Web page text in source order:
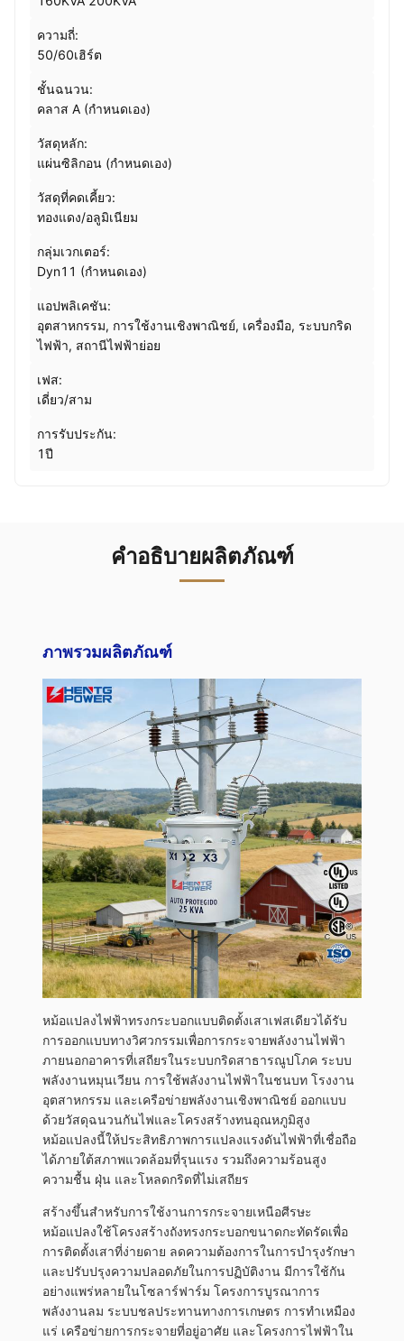
ความถี่:
50/60เฮิร์ต
ชั้นฉนวน:
คลาส A (กำหนดเอง)
วัสดุหลัก:
แผ่นซิลิกอน (กำหนดเอง)
วัสดุที่คดเคี้ยว:
ทองแดง/อลูมิเนียม
กลุ่มเวกเตอร์:
Dyn11 (กำหนดเอง)
แอปพลิเคชัน:
อุตสาหกรรม, การใช้งานเชิงพาณิชย์, เครื่องมือ, ระบบกริด
ไฟฟ้า, สถานีไฟฟ้าย่อย
เฟส:
เดี่ยว/สาม
การรับประกัน:
1ปี
คำอธิบายผลิตภัณฑ์
ภาพรวมผลิตภัณฑ์
หม้อแปลงไฟฟ้าทรงกระบอกแบบติดตั้งเสาเฟสเดียวได้รับ
การออกแบบทางวิศวกรรมเพื่อการกระจายพลังงานไฟฟ้า
ภายนอกอาคารที่เสถียรในระบบกริดสาธารณูปโภค ระบบ
พลังงานหมุนเวียน การใช้พลังงานไฟฟ้าในชนบท โรงงาน
อุตสาหกรรม และเครือข่ายพลังงานเชิงพาณิชย์ ออกแบบ
ด้วยวัสดุฉนวนกันไฟและโครงสร้างทนอุณหภูมิสูง
หม้อแปลงนี้ให้ประสิทธิภาพการแปลงแรงดันไฟฟ้าที่เชื่อถือ
ได้ภายใต้สภาพแวดล้อมที่รุนแรง รวมถึงความร้อนสูง
ความชื้น ฝุ่น และโหลดกริดที่ไม่เสถียร
สร้างขึ้นสำหรับการใช้งานการกระจายเหนือศีรษะ
หม้อแปลงใช้โครงสร้างถังทรงกระบอกขนาดกะทัดรัดเพื่อ
การติดตั้งเสาที่ง่ายดาย ลดความต้องการในการบำรุงรักษา
และปรับปรุงความปลอดภัยในการปฏิบัติงาน มีการใช้กัน
อย่างแพร่หลายในโซลาร์ฟาร์ม โครงการบูรณาการ
พลังงานลม ระบบชลประทานทางการเกษตร การทำเหมือง
แร่ เครือข่ายการกระจายที่อยู่อาศัย และโครงการไฟฟ้าใน